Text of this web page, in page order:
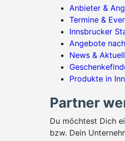
Anbieter &
Termine &
Innsbrucker
Angebote
News &
Produkte in
Partner
Du möchtest Dich
bzw. Dein